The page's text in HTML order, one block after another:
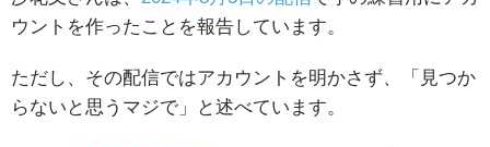
ウントを作ったことを報告しています。
ただし、その配信ではアカウントを明かさず、「見つか
らないと思うマジで」と述べています。